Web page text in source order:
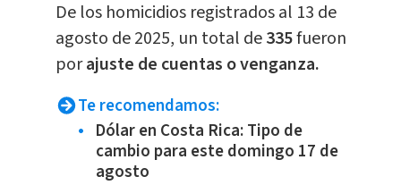
De los homicidios registrados al 13 de
agosto de 2025, un total de335fueron
porajuste de cuentas o venganza.
Te recomendamos:
Dólar en Costa Rica: Tipo de
cambio para este domingo 17 de
agosto